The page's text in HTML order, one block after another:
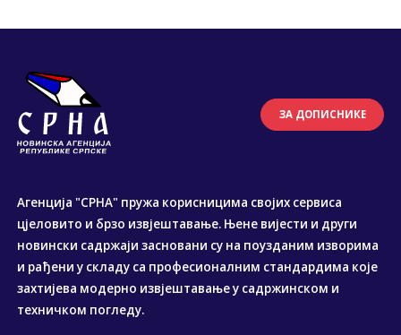
ЗА ДОПИСНИКЕ
Агенција "СРНА" пружа корисницима својих сервиса
цјеловито и брзо извјештавање. Њене вијести и други
новински садржаји засновани су на поузданим изворима
и рађени у складу са професионалним стандардима које
захтијева модерно извјештавање у садржинском и
техничком погледу.